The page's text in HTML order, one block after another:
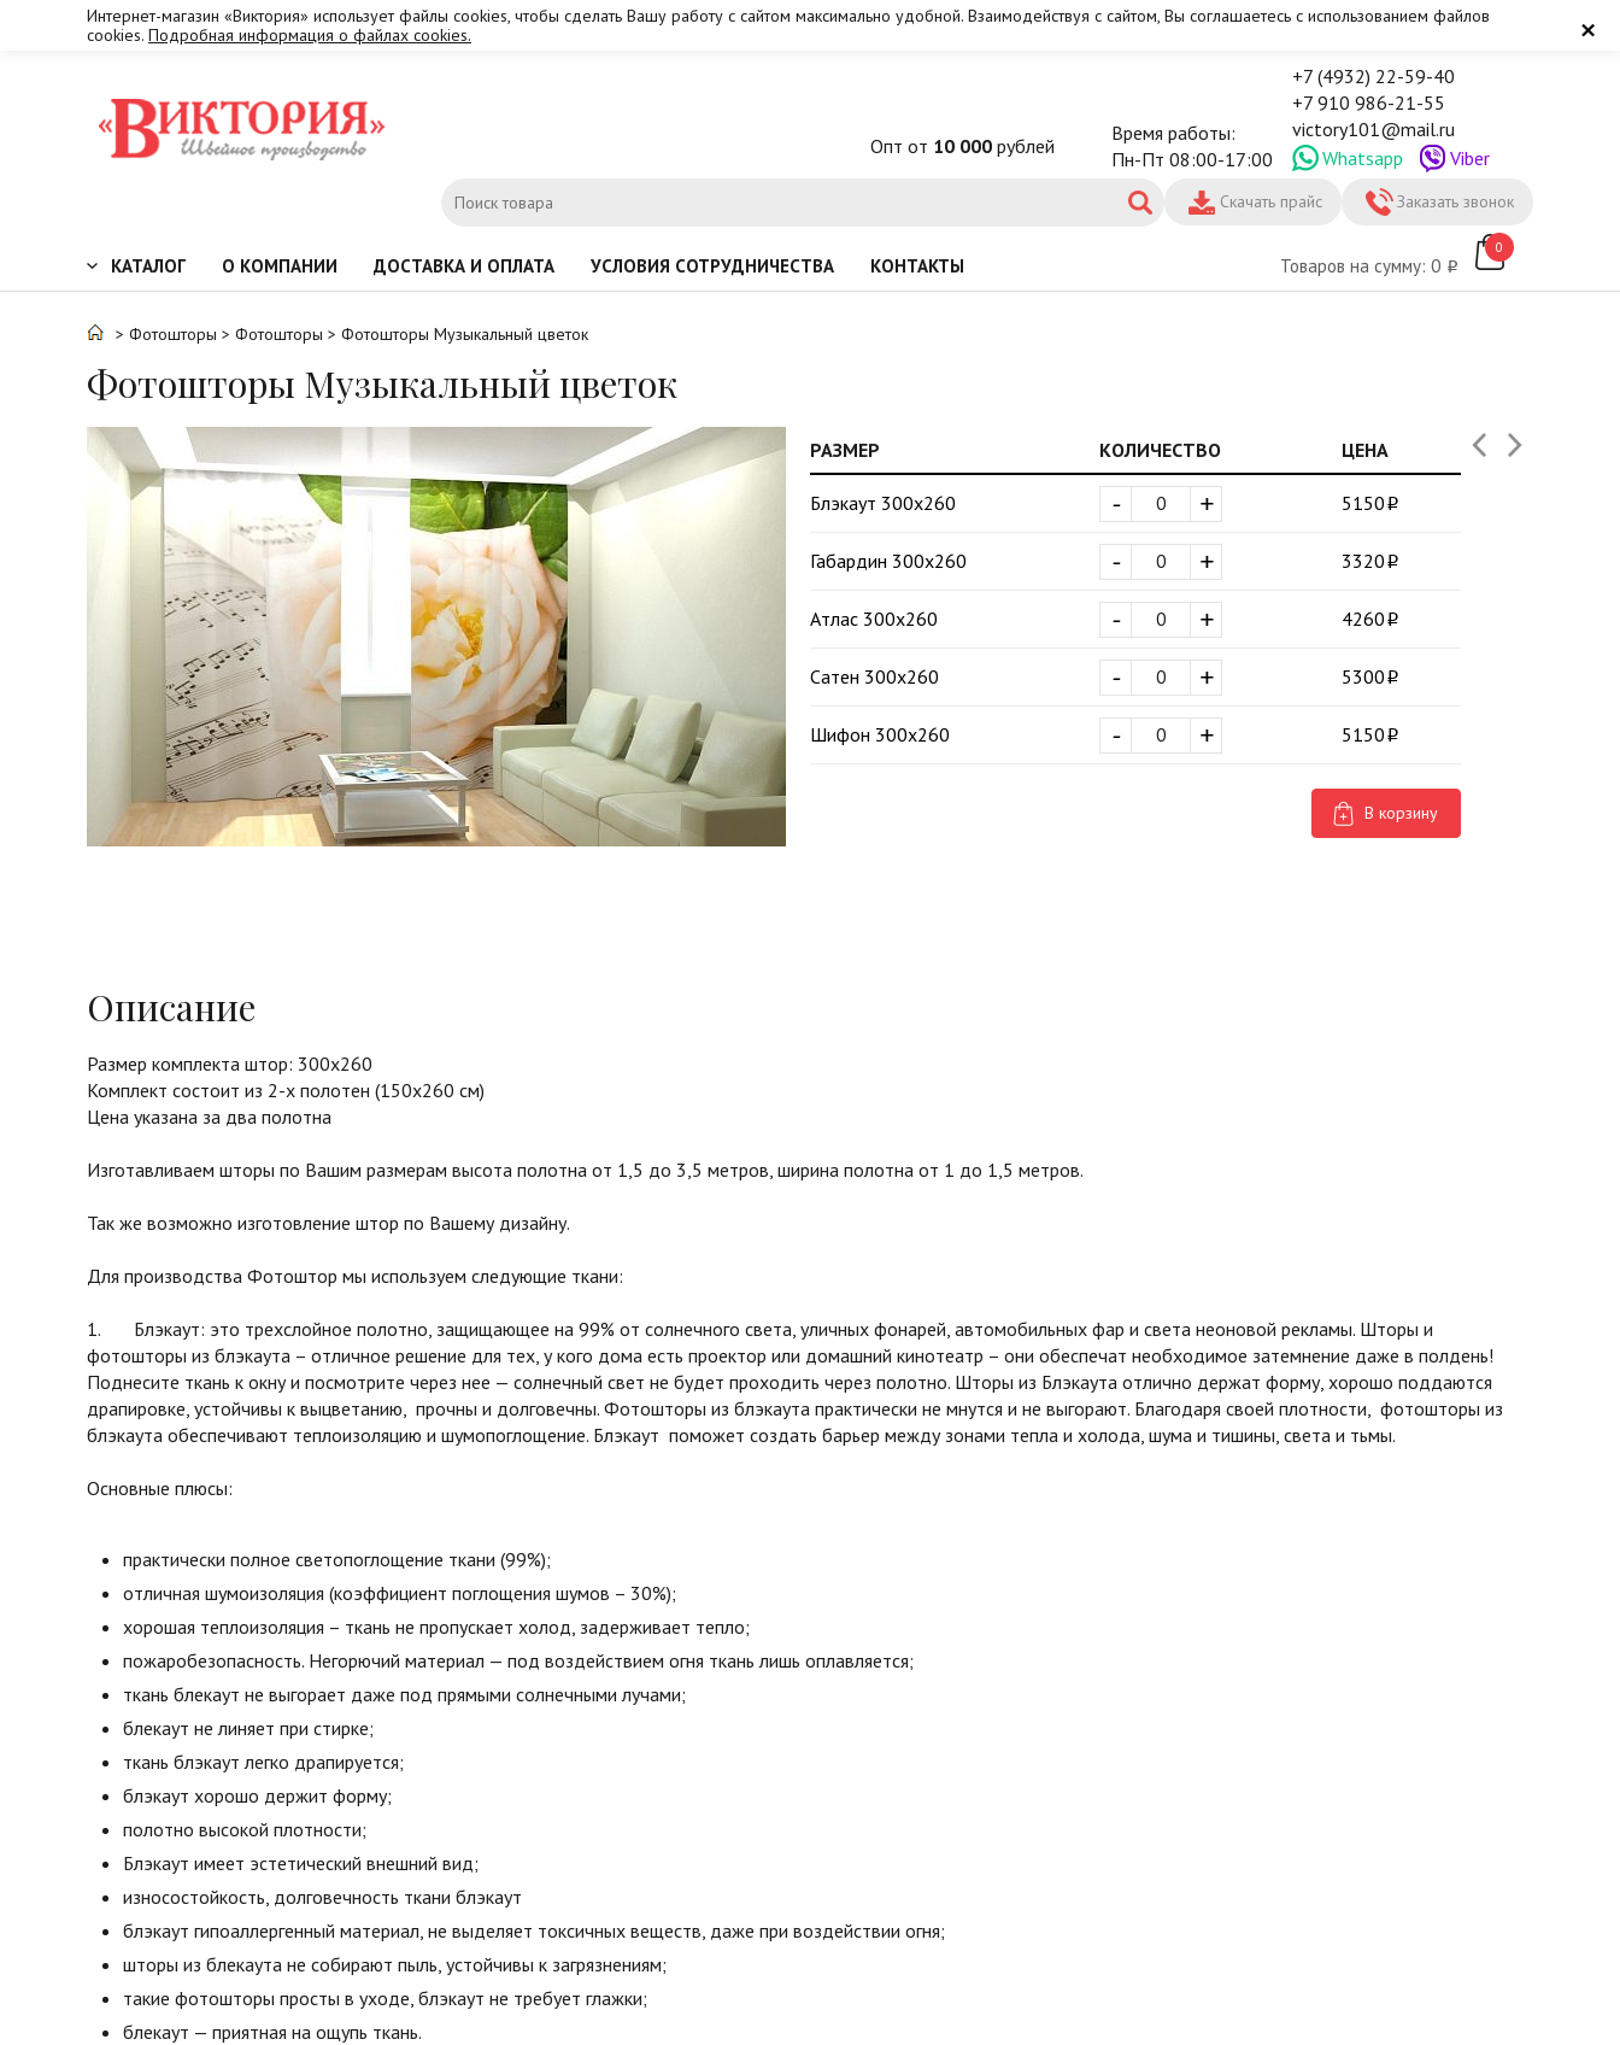
×
Интернет-магазин «Виктория» использует файлы cookies, чтобы сделать Вашу работу с сайтом максимально удобной. Взаимодействуя с сайтом, Вы соглашаетесь с использованием файлов
cookies. Подробная информация о файлах cookies.
Опт от 10 000 рублей
Время работы:
Пн-Пт 08:00-17:00
+7 (4932) 22-59-40
+7 910 986-21-55
victory101@mail.ru
Whatsapp
Viber
Заказать звонок
Скачать прайс
КАТАЛОГ О КОМПАНИИ ДОСТАВКА И ОПЛАТА УСЛОВИЯ СОТРУДНИЧЕСТВА КОНТАКТЫ Товаров на сумму: 0
0
> Фотошторы > Фотошторы > Фотошторы Музыкальный цветок
Фотошторы Музыкальный цветок
РАЗМЕР КОЛИЧЕСТВО ЦЕНА
Блэкаут 300х260 +
- 5150
Габардин 300х260 +
- 3320
Атлас 300х260 +
- 4260
Сатен 300х260 +
- 5300
Шифон 300х260 +
- 5150
В корзину
Описание
Размер комплекта штор: 300х260
Комплект состоит из 2-х полотен (150х260 см)
Цена указана за два полотна
Изготавливаем шторы по Вашим размерам высота полотна от 1,5 до 3,5 метров, ширина полотна от 1 до 1,5 метров.
Так же возможно изготовление штор по Вашему дизайну.
Для производства Фотоштор мы используем следующие ткани:
1. Блэкаут: это трехслойное полотно, защищающее на 99% от солнечного света, уличных фонарей, автомобильных фар и света неоновой рекламы. Шторы и
фотошторы из блэкаута – отличное решение для тех, у кого дома есть проектор или домашний кинотеатр – они обеспечат необходимое затемнение даже в полдень!
Поднесите ткань к окну и посмотрите через нее — солнечный свет не будет проходить через полотно. Шторы из Блэкаута отлично держат форму, хорошо поддаются
драпировке, устойчивы к выцветанию, прочны и долговечны. Фотошторы из блэкаута практически не мнутся и не выгорают. Благодаря своей плотности, фотошторы из
блэкаута обеспечивают теплоизоляцию и шумопоглощение. Блэкаут поможет создать барьер между зонами тепла и холода, шума и тишины, света и тьмы.
Основные плюсы:
практически полное светопоглощение ткани (99%);
отличная шумоизоляция (коэффициент поглощения шумов – 30%);
хорошая теплоизоляция – ткань не пропускает холод, задерживает тепло;
пожаробезопасность. Негорючий материал — под воздействием огня ткань лишь оплавляется;
ткань блекаут не выгорает даже под прямыми солнечными лучами;
блекаут не линяет при стирке;
ткань блэкаут легко драпируется;
блэкаут хорошо держит форму;
полотно высокой плотности;
Блэкаут имеет эстетический внешний вид;
износостойкость, долговечность ткани блэкаут
блэкаут гипоаллергенный материал, не выделяет токсичных веществ, даже при воздействии огня;
шторы из блекаута не собирают пыль, устойчивы к загрязнениям;
такие фотошторы просты в уходе, блэкаут не требует глажки;
блекаут — приятная на ощупь ткань.